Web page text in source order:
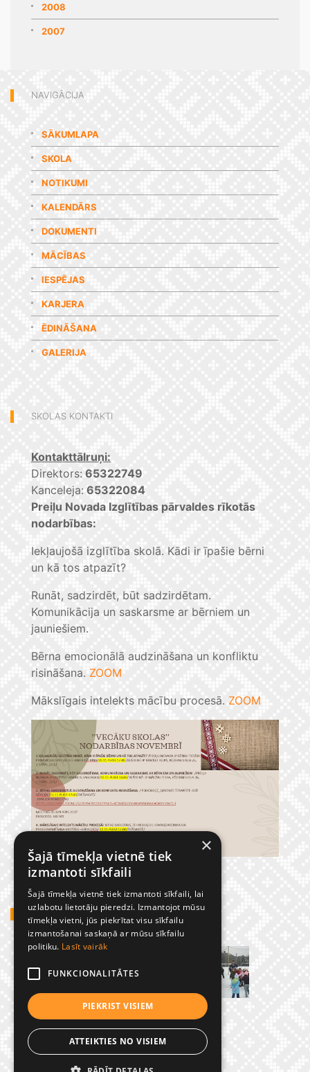
2008
2007
NAVIGĀCIJA
SĀKUMLAPA
SKOLA
NOTIKUMI
KALENDĀRS
DOKUMENTI
MĀCĪBAS
IESPĒJAS
KARJERA
ĒDINĀŠANA
GALERIJA
SKOLAS KONTAKTI
Kontakttālruņi:
Direktors: 65322749
Kanceleja: 65322084
Preiļu Novada Izglītības pārvaldes rīkotās
nodarbības:
Iekļaujošā izglītība skolā. Kādi ir īpašie bērni
un kā tos atpazīt?
Runāt, sadzirdēt, būt sadzirdētam.
Komunikācija un saskarsme ar bērniem un
jauniešiem.
Bērna emocionālā audzināšana un konfliktu
risināšana. ZOOM
Mākslīgais intelekts mācību procesā. ZOOM
GADĪJUMBILDES
×
Šajā tīmekļa vietnē tiek
izmantoti sīkfaili
Šajā tīmekļa vietnē tiek izmantoti sīkfaili, lai
uzlabotu lietotāju pieredzi. Izmantojot mūsu
tīmekļa vietni, jūs piekrītat visu sīkfailu
izmantošanai saskaņā ar mūsu sīkfailu
politiku. Lasīt vairāk
FUNKCIONALITĀTES
PIEKRIST VISIEM
ATTEIKTIES NO VISIEM